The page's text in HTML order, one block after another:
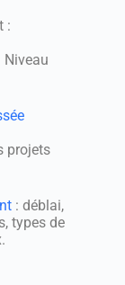
:
projets
: déblai,
types de